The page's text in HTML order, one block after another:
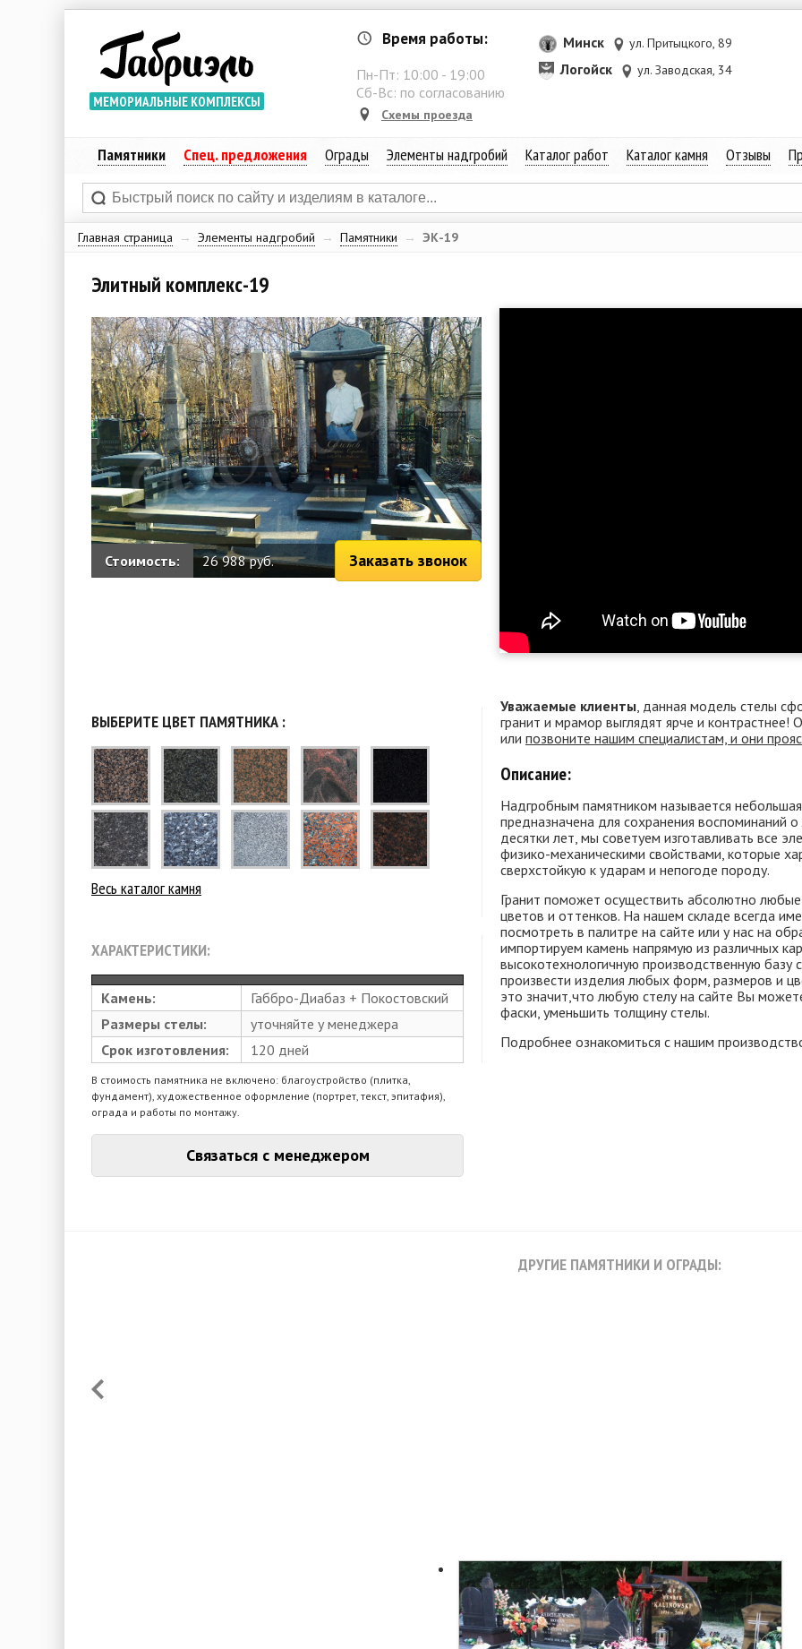
МЕМОРИАЛЬНЫЕ КОМПЛЕКСЫ
Время работы:
Пн-Пт: 10:00 - 19:00
Сб-Вс: по согласованию
Схемы проезда
Минск ул. Притыцкого, 89
Логойск ул. Заводская, 34
Памятники Спец. предложения Ограды Элементы надгробий Каталог работ Каталог камня Отзывы
Главная страница → Элементы надгробий → Памятники → ЭК-19
Элитный комплекс-19
Стоимость: 26 988 руб. Заказать звонок
ВЫБЕРИТЕ ЦВЕТ ПАМЯТНИКА :
Весь каталог камня
ХАРАКТЕРИСТИКИ:
Камень:
Габбро-Диабаз + Покостовский
Размеры стелы:
уточняйте у менеджера
Срок изготовления:
120 дней
В стоимость памятника не включено: благоустройство (плитка,
фундамент), художественное оформление (портрет, текст, эпитафия),
ограда и работы по монтажу.
Связаться с менеджером
Уважаемые клиенты , данная модель стелы
гранит и мрамор выглядят ярче и контрастнее!
или позвоните нашим специалистам, и они
Описание:
Надгробным памятником называется
предназначена для сохранения
десятки лет, мы советуем изготавливать все
физико-механическими свойствами, которые
сверхстойкую к ударам и непогоде породу.
Гранит поможет осуществить абсолютно
цветов и оттенков. На нашем складе всегда
посмотреть в палитре на сайте или у нас на
импортируем камень напрямую из различных
высокотехнологичную производственную
произвести изделия любых форм, размеров и
это значит,что любую стелу на сайте Вы
фаски, уменьшить толщину стелы.
Подробнее ознакомиться с нашим
ДРУГИЕ ПАМЯТНИКИ И ОГРАДЫ: